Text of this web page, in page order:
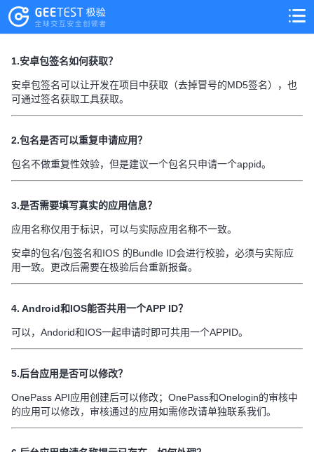
>
1.安卓包签名如何获取？
安卓包签名可以让开发在项目中获取（去掉冒号的MD5签名），也
可通过签名获取工具获取。
2.包名是否可以重复申请应用？
包名不做重复性效验，但是建议一个包名只申请一个appid。
3.是否需要填写真实的应用信息？
应用名称仅用于标识，可以与实际应用名称不一致。
安卓的包名/包签名和IOS 的Bundle ID会进行校验，必须与实际应
用一致。更改后需要在极验后台重新报备。
4. Android和IOS能否共用一个APP ID？
可以，Andorid和IOS一起申请时即可共用一个APPID。
5.后台应用是否可以修改？
OnePass API应用创建后可以修改；OnePass和Onelogin的审核中
的应用可以修改，审核通过的应用如需修改请单独联系我们。